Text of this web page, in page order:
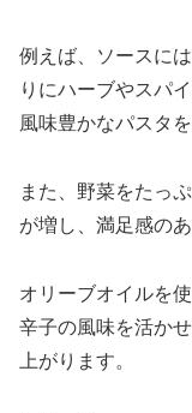
例えば、ソースに
りにハーブやスパ
風味豊かなパスタ
また、野菜をたっ
が増し、満足感の
オリーブオイルを
辛子の風味を活か
上がります。